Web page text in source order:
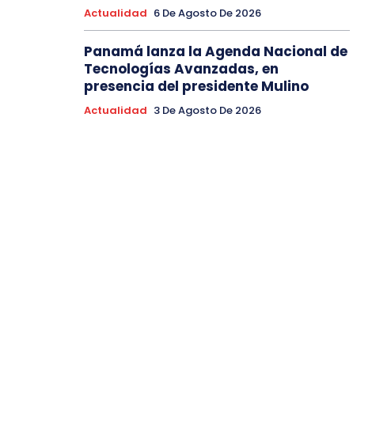
Actualidad 6 De Agosto De 2026
Panamá lanza la Agenda Nacional de
Tecnologías Avanzadas, en
presencia del presidente Mulino
Actualidad 3 De Agosto De 2026